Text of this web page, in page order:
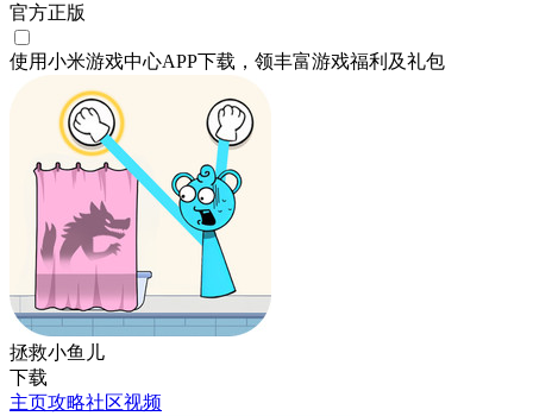
官方正版
使用小米游戏中心APP下载 ，领丰富游戏福利 及礼包
拯救小鱼儿
下载
主页攻略社区视频